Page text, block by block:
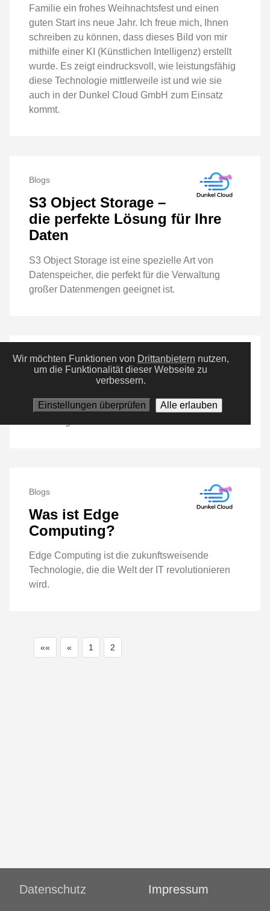
Wir möchten Funktionen von Drittanbietern nutzen,
um die Funktionalität dieser Webseite zu
verbessern.
Einstellungen überprüfen Alle erlauben
Familie ein frohes Weihnachtsfest und einen
guten Start ins neue Jahr. Ich freue mich, Ihnen
schreiben zu können, dass dieses Bild von mir
mithilfe einer KI (Künstlichen Intelligenz) erstellt
wurde. Es zeigt eindrucksvoll, wie leistungsfähig
diese Technologie mittlerweile ist und wie sie
auch in der Dunkel Cloud GmbH zum Einsatz
kommt.
Blogs
S3 Object Storage –
die perfekte Lösung für Ihre
Daten
S3 Object Storage ist eine spezielle Art von
Datenspeicher, die perfekt für die Verwaltung
großer Datenmengen geeignet ist.
Blogs
Was ist Cloud?
Die fünf Kriterien des NIST, die klar festlegen was
Blogs
Was ist Edge
Computing?
Edge Computing ist die zukunftsweisende
Technologie, die die Welt der IT revolutionieren
wird.
«« « 1 2
Datenschutz Impressum